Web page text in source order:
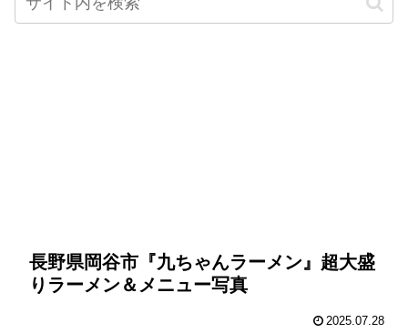
長野県岡谷市『九ちゃんラーメン』超大盛
りラーメン＆メニュー写真
2025.07.28